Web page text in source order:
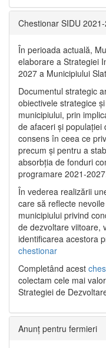
Chestionar SIDU
În perioada actuală,
elaborare a Strategiei
2027 a Municipiului
Documentul strategic
obiectivele strategice
municipiului, prin
de afaceri și populației
consens în ceea ce
precum și pentru a
absorbția de fonduri
programare 2021-
În vederea realizării
care să reflecte
municipiului privind
de dezvoltare viitoare,
identificarea acestora
chestionar
Completând acest
colectam cele mai
Strategiei de
Anunț pentru fermieri